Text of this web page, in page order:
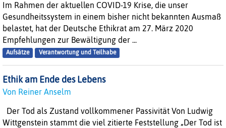
Im Rahmen der aktuellen COVID-19 Krise, die unser
Gesundheitssystem in einem bisher nicht bekannten Ausmaß
belastet, hat der Deutsche Ethikrat am 27. März 2020
Empfehlungen zur Bewältigung der ...
Aufsätze Verantwortung und Teilhabe
Ethik am Ende des Lebens
Von Reiner Anselm
Der Tod als Zustand vollkommener Passivität Von Ludwig
Wittgenstein stammt die viel zitierte Feststellung „Der Tod ist